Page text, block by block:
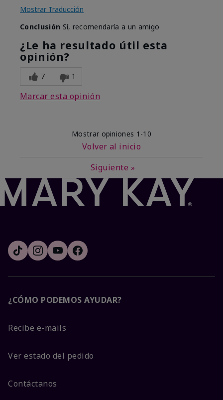
Mostrar Traducción
Conclusión Sí, recomendaría a un amigo
¿Le ha resultado útil esta
opinión?
7 1
Marcar esta opinión
Mostrar opiniones 1-10
Volver al inicio
Siguiente »
¿CÓMO PODEMOS AYUDAR?
Recibe e-mails
Ver estado del pedido
Contáctanos